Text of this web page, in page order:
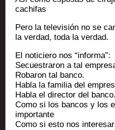
cachifas
Pero la tele­vi­sión no se
la ver­dad, toda la verdad.
El noti­cie­ro nos “infor­ma”:
Secues­tra­ron a tal
Roba­ron tal banco.
Habla la fami­lia del
Habla el direc­tor del banco.
Como si los ban­cos y los
importante
Como si esto nos